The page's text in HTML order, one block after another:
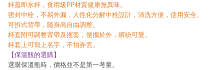
杯蓋即水杯，食用級PP材質健康無異味。
密封中栓，不易外漏，人性化分解中栓設計，清洗方便，使用安全。
可拆式背帶，隨身高自由調整。
杯套附可調整背帶及握套，便攜於外，繽紛可愛。
杯套上可寫上名字，不怕弄丟。
【保溫瓶的選購】
選購保溫瓶時，價格並不是第一考量。